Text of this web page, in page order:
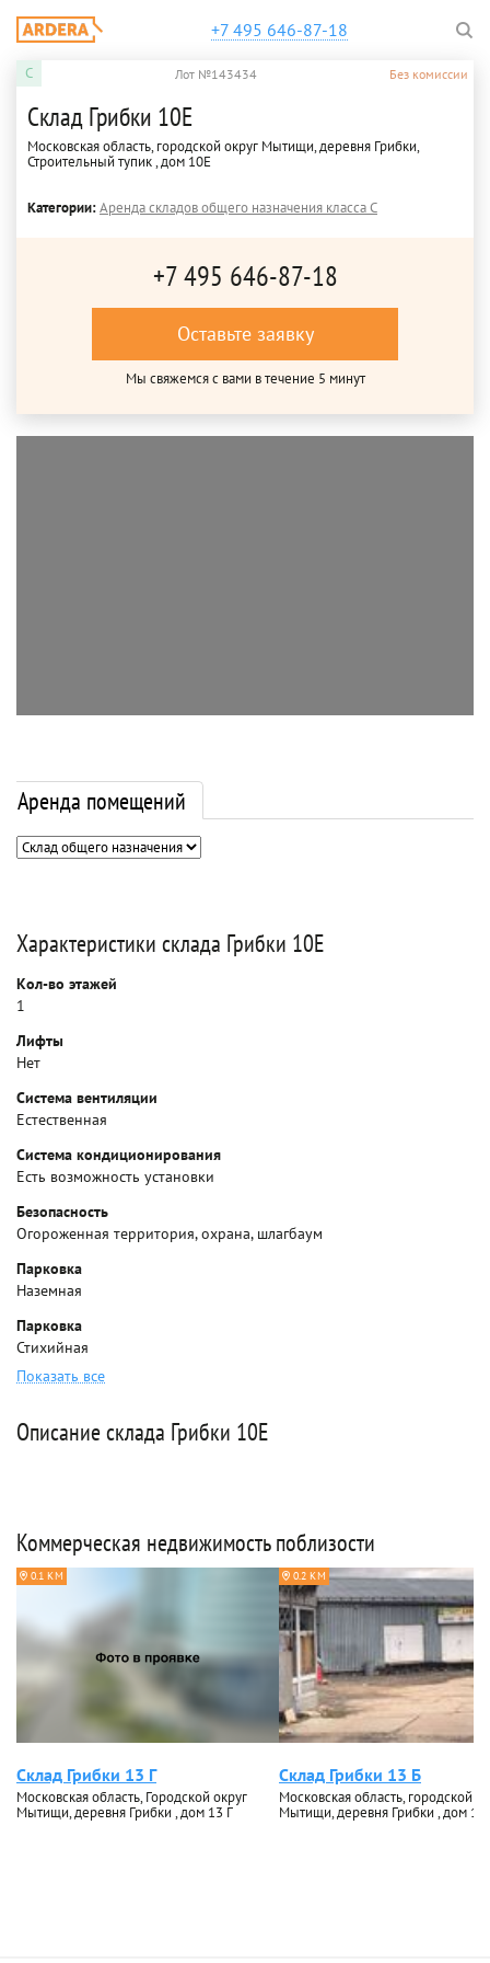
+7 495 646-87-18
C Лот №143434 Без комиссии
Склад Грибки 10Е
Московская область, городской округ Мытищи, деревня Грибки,
Строительный тупик , дом 10Е
Категории:Аренда складов общего назначения класса C
+7 495 646-87-18
Оставьте заявку
Мы свяжемся с вами в течение 5 минут
Аренда помещений
Характеристики склада Грибки 10Е
Кол-во этажей
1
Лифты
Нет
Система вентиляции
Естественная
Система кондиционирования
Есть возможность установки
Безопасность
Огороженная территория, охрана, шлагбаум
Парковка
Наземная
Парковка
Стихийная
Показать все
Описание склада Грибки 10Е
Коммерческая недвижимость поблизости
0.1 КМ
Склад Грибки 13 Г
Московская область, Городской округ
Мытищи, деревня Грибки , дом 13 Г
0.2 КМ
Склад Грибки 13 Б
Московская область, городской
Мытищи, деревня Грибки , дом 13